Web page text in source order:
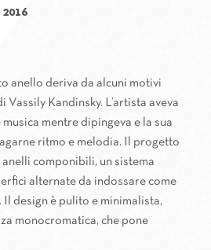
2016
anello deriva da alcuni motivi
Kandinsky. L’artista aveva
musica mentre dipingeva e la sua
ritmo e melodia. Il progetto
componibili, un sistema
alternate da indossare come
Il design è pulito e minimalista,
monocromatica, che pone